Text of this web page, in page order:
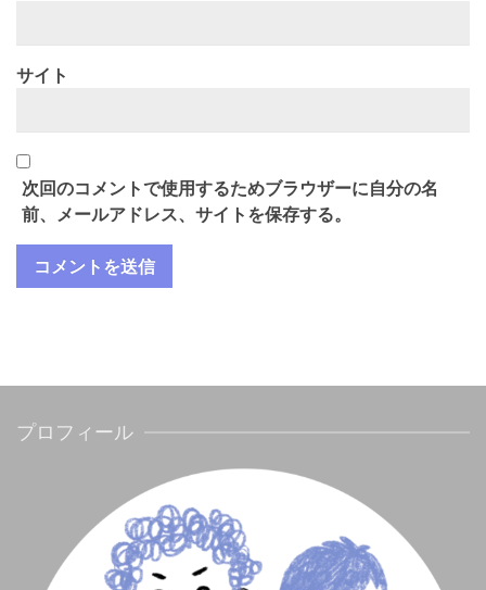
サイト
次回のコメントで使用するためブラウザーに自分の名
前、メールアドレス、サイトを保存する。
プロフィール